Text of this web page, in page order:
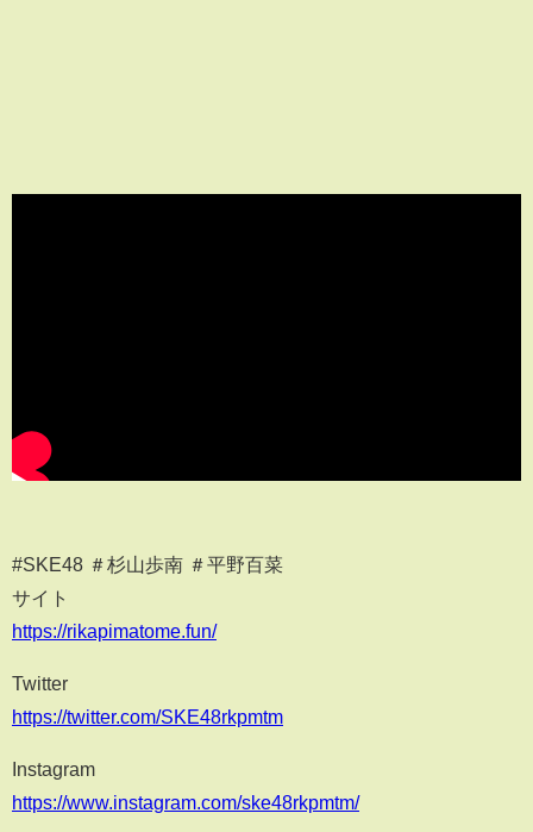
#SKE48 ＃杉山歩南 ＃平野百菜
サイト
https://rikapimatome.fun/
Twitter
https://twitter.com/SKE48rkpmtm
Instagram
https://www.instagram.com/ske48rkpmtm/